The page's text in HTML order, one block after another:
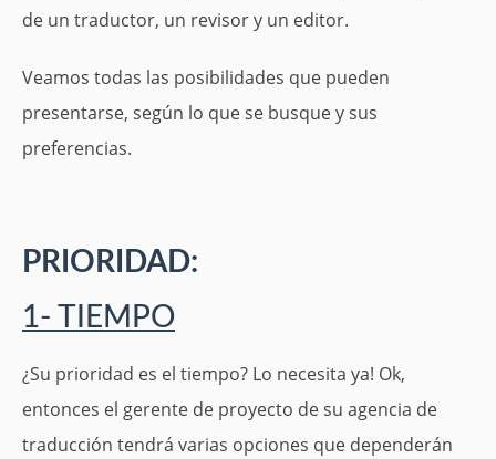
de un traductor, un revisor y un editor.
Veamos todas las posibilidades que pueden
presentarse, según lo que se busque y sus
preferencias.
PRIORIDAD:
1- TIEMPO
¿Su prioridad es el tiempo? Lo necesita ya! Ok,
entonces el gerente de proyecto de su agencia de
traducción tendrá varias opciones que dependerán